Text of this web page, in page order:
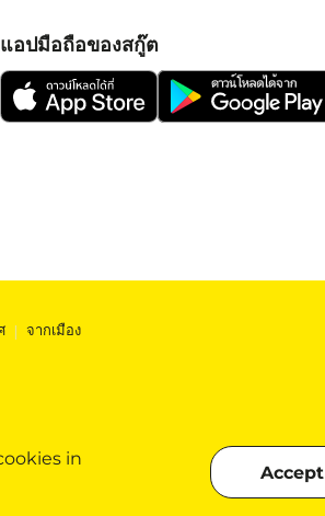
in
Accept
แอปมือถือของสกู๊ต
| จากเมือง